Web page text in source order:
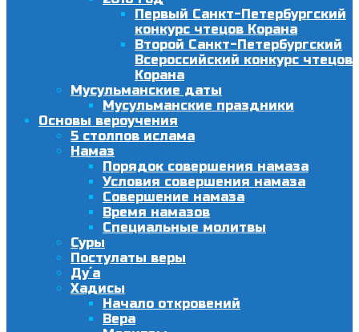
Первый Санкт-Петербургский
конкурс чтецов Корана
Второй Санкт-Петербургский
Всероссийский конкурс чтецов
Корана
Мусульманские даты
Мусульманские праздники
Основы вероучения
5 столпов ислама
Намаз
Порядок совершения намаза
Условия совершения намаза
Совершение намаза
Время намазов
Специальные молитвы
Суры
Постулаты веры
Ду´а
Хадисы
Начало откровений
Вера